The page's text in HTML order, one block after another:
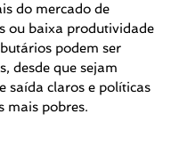
do mercado de
ou baixa produtividade
podem ser
desde que sejam
saída claros e políticas
mais pobres.